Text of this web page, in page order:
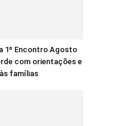
1º Encontro Agosto
com orientações e
famílias